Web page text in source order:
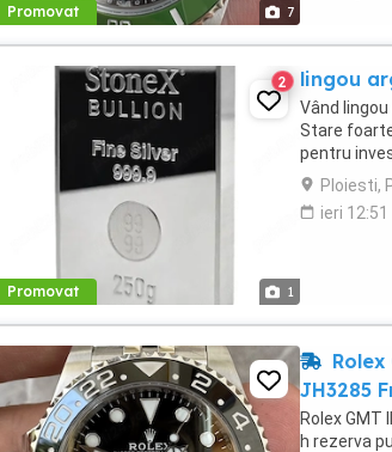
Promovat 7
Promovat 1
2 lingou
Vând lingou
Stare
pentru
Ploiesti,
ieri 12:51
JH3285
Rolex GMT
h rezerva